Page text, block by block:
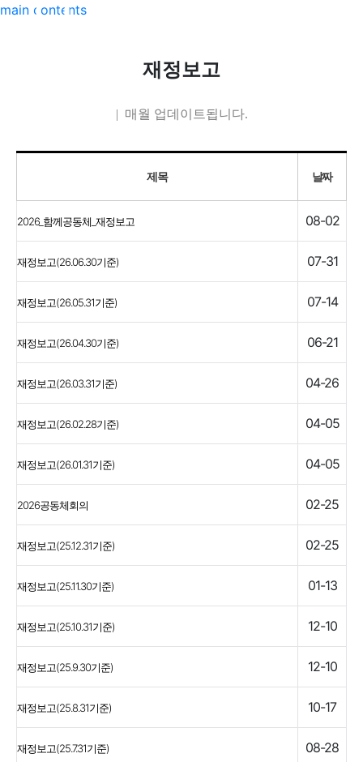
main contents
재정보고
| 매월 업데이트됩니다.
제목 날짜
2026_함께공동체_재정보고 08-02
재정보고(26.06.30기준) 07-31
재정보고(26.05.31기준) 07-14
재정보고(26.04.30기준) 06-21
재정보고(26.03.31기준) 04-26
재정보고(26.02.28기준) 04-05
재정보고(26.01.31기준) 04-05
2026공동체회의 02-25
재정보고(25.12.31기준) 02-25
재정보고(25.11.30기준) 01-13
재정보고(25.10.31기준) 12-10
재정보고(25.9.30기준) 12-10
재정보고(25.8.31기준) 10-17
재정보고(25.7.31기준) 08-28